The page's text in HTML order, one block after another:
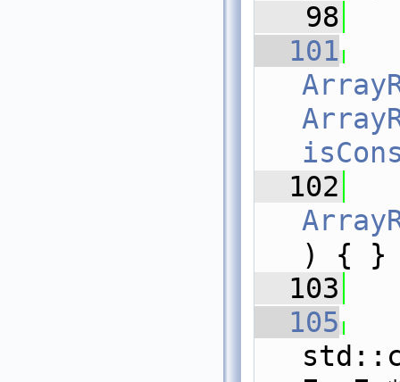
   98
  101
  102
) { }
  103
  105